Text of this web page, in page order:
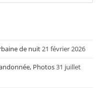
de nuit21 février 2026
Photos31 juillet